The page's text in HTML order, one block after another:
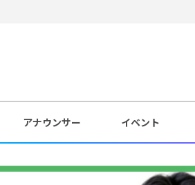
アナウンサー イベント